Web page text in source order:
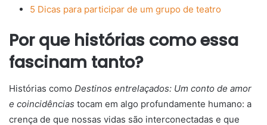
5 Dicas para participar de um grupo de teatro
Por que histórias como essa
fascinam tanto?
Histórias como Destinos entrelaçados: Um conto de amor
e coincidências tocam em algo profundamente humano: a
crença de que nossas vidas são interconectadas e que